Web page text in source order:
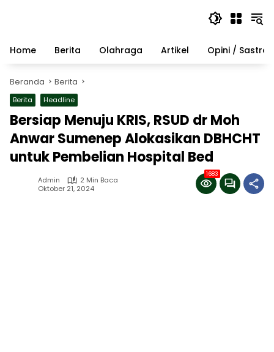
Home
Berita Olahraga Artikel Opini / Sastra
Beranda Berita
Berita Headline
Bersiap Menuju KRIS, RSUD dr Moh
Anwar Sumenep Alokasikan DBHCHT
untuk Pembelian Hospital Bed
Admin
2 Min Baca
Oktober 21, 2024
1683